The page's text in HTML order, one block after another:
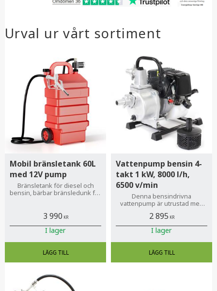
Urval ur vårt sortiment
Mobil bränsletank 60L
med 12V pump
Bränsletank för diesel och
bensin, bärbar bränsledunk för
3 990 KR
I lager
Vattenpump bensin 4-
takt 1 kW, 8000 l/h,
6500 v/min
Denna bensindrivna
vattenpump är utrustad med
levererar 1 kW (cirka 1,4 hk).
Detta gör den idealisk för
trädgården.
2 895 KR
I lager